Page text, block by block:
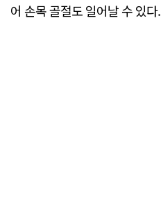
어 손목 골절도 일어날 수 있다.